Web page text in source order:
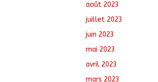
août 2023
juillet 2023
juin 2023
mai 2023
avril 2023
mars 2023